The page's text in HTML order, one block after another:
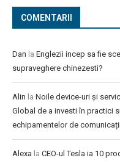
COMENTARII
Dan la Englezii incep sa fie
supraveghere chinezesti?
Alin la Noile device-uri și
Global de a investi în practici
echipamentelor de
Alexa la CEO-ul Tesla ia 10